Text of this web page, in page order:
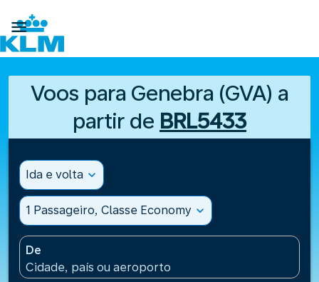

Voos para Genebra (GVA) a
partir de BRL5433
Ida e volta expand_more
1 Passageiro, Classe Economy expand_more
De
Cidade, país ou aeroporto